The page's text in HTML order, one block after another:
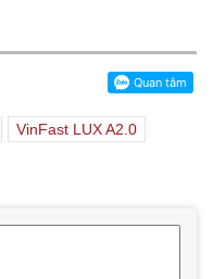
VinFast LUX A2.0